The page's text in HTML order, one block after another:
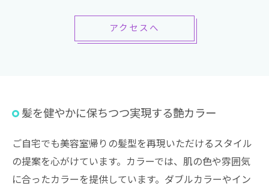
アクセスへ
髪を健やかに保ちつつ実現する艶カラー
ご自宅でも美容室帰りの髪型を再現いただけるスタイル
の提案を心がけています。カラーでは、肌の色や雰囲気
に合ったカラーを提供しています。ダブルカラーやイン